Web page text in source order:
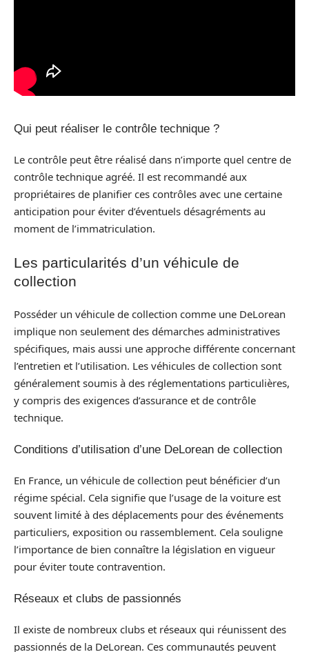
Qui peut réaliser le contrôle technique ?
Le contrôle peut être réalisé dans n’importe quel centre de
contrôle technique agréé. Il est recommandé aux
propriétaires de planifier ces contrôles avec une certaine
anticipation pour éviter d’éventuels désagréments au
moment de l’immatriculation.
Les particularités d’un véhicule de
collection
Posséder un véhicule de collection comme une DeLorean
implique non seulement des démarches administratives
spécifiques, mais aussi une approche différente concernant
l’entretien et l’utilisation. Les véhicules de collection sont
généralement soumis à des réglementations particulières,
y compris des exigences d’assurance et de contrôle
technique.
Conditions d’utilisation d’une DeLorean de collection
En France, un véhicule de collection peut bénéficier d’un
régime spécial. Cela signifie que l’usage de la voiture est
souvent limité à des déplacements pour des événements
particuliers, exposition ou rassemblement. Cela souligne
l’importance de bien connaître la législation en vigueur
pour éviter toute contravention.
Réseaux et clubs de passionnés
Il existe de nombreux clubs et réseaux qui réunissent des
passionnés de la DeLorean. Ces communautés peuvent